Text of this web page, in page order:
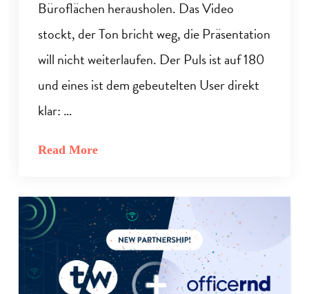
Büroflächen herausholen. Das Video
stockt, der Ton bricht weg, die Präsentation
will nicht weiterlaufen. Der Puls ist auf 180
und eines ist dem gebeutelten User direkt
klar: …
Read More